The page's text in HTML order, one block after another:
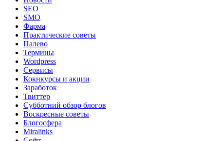
SEO
SMO
Фарма
Практические советы
Палево
Термины
Wordpress
Сервисы
Кокнкурсы и акции
Заработок
Твиттер
Субботний обзор блогов
Воскресные советы
Блогосфера
Miralinks